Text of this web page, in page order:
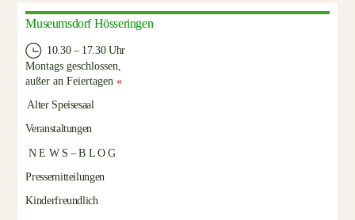
Museumsdorf Hösseringen
10.30 – 17.30 Uhr
Montags geschlossen,
außer an Feiertagen«
Alter Speisesaal
Veranstaltungen
N E W S – B L O G
Pressemitteilungen
Kinderfreundlich